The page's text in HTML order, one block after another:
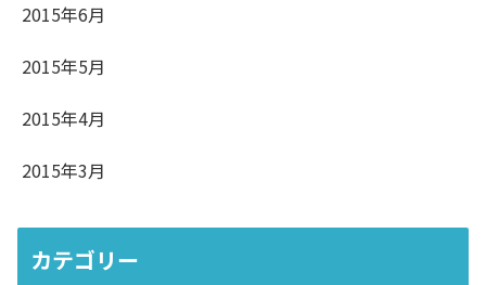
2015年6月
2015年5月
2015年4月
2015年3月
カテゴリー